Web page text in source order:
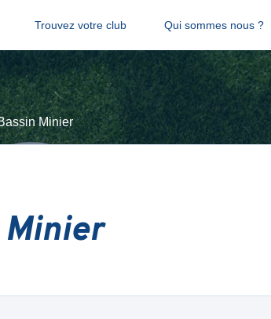
Trouvez votre club Qui sommes nous ?
Minier
Minier